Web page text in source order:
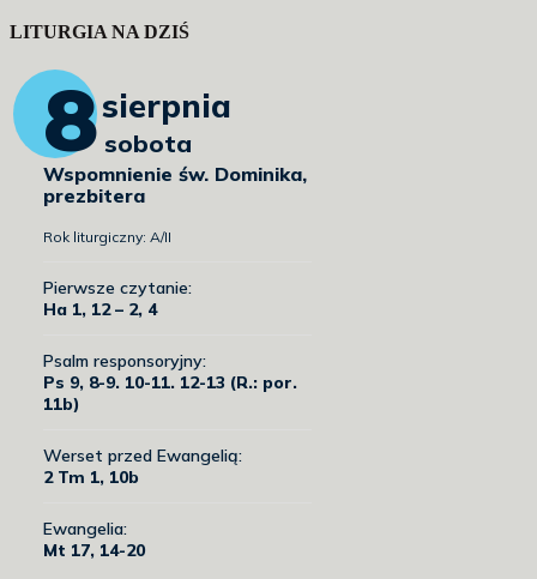
LITURGIA NA DZIŚ